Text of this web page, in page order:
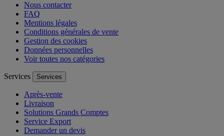
Nous contacter
FAQ
Mentions légales
Conditions générales de vente
Gestion des cookies
Données personnelles
Voir toutes nos catégories
Services Services
Après-vente
Livraison
Solutions Grands Comptes
Service Export
Demander un devis